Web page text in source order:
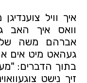
איך וויל
וואס איך האב
אברהם משה
געהאט מיט אים
בתוך הדברים:
זיך נישט